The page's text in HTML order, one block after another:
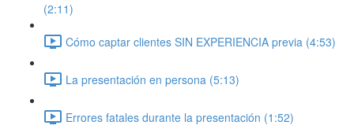
(2:11)
Cómo captar clientes SIN EXPERIENCIA previa (4:53)
La presentación en persona (5:13)
Errores fatales durante la presentación (1:52)